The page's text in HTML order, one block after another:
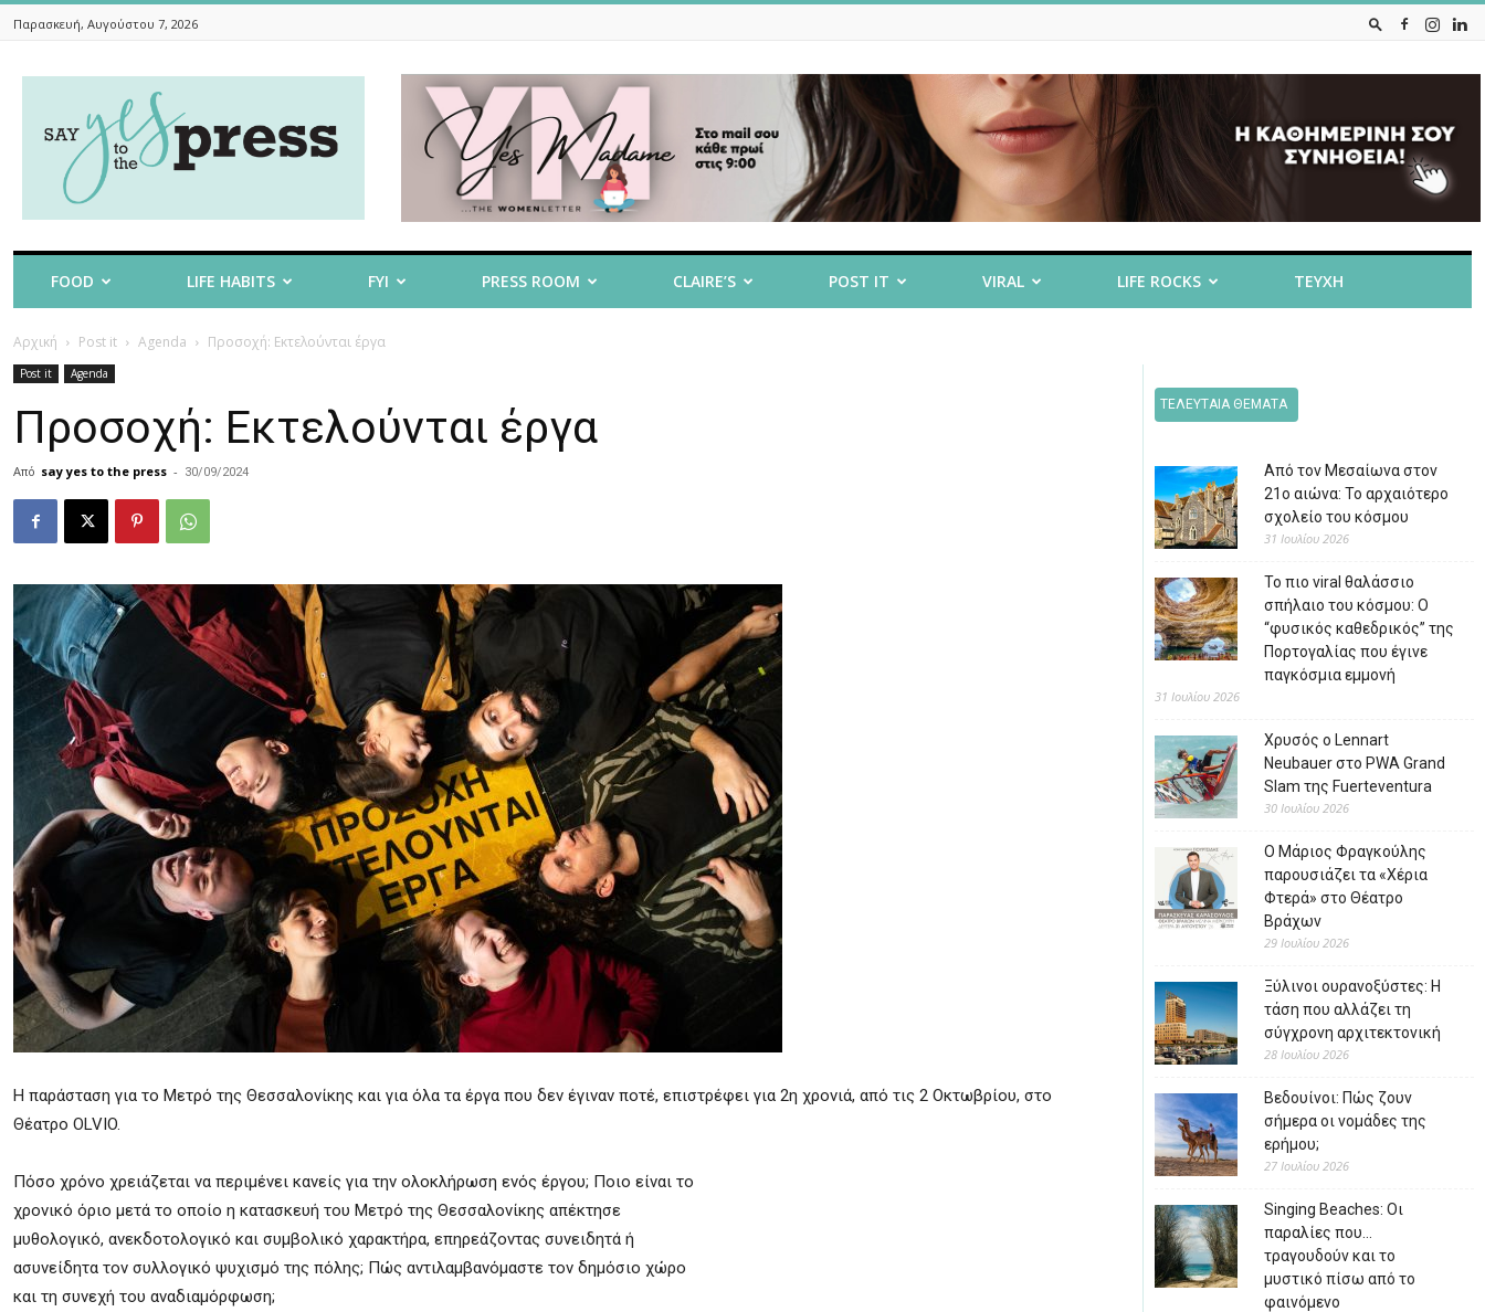
Παρασκευή, Αυγούστου 7, 2026
To
The
FOOD LIFE HABITS FYI PRESS ROOM CLAIRE’S POST IT VIRAL LIFE ROCKS ΤΕΥΧΗ
Αρχική Post it Agenda Προσοχή: Εκτελούνται έργα
Post it Agenda
Προσοχή: Εκτελούνται έργα
Από say yes to the press - 30/09/2024
Η παράσταση για το Μετρό της Θεσσαλονίκης και για όλα τα έργα που δεν έγιναν ποτέ, επιστρέφει για 2η χρονιά, από τις 2 Οκτωβρίου, στο
Θέατρο OLVIO.
Πόσο χρόνο χρειάζεται να περιμένει κανείς για την ολοκλήρωση ενός έργου; Ποιο είναι το
χρονικό όριο μετά το οποίο η κατασκευή του Μετρό της Θεσσαλονίκης απέκτησε
μυθολογικό, ανεκδοτολογικό και συμβολικό χαρακτήρα, επηρεάζοντας συνειδητά ή
ασυνείδητα τον συλλογικό ψυχισμό της πόλης; Πώς αντιλαμβανόμαστε τον δημόσιο χώρο
και τη συνεχή του αναδιαμόρφωση;
ΤΕΛΕΥΤΑΙΑ ΘΕΜΑΤΑ
Από τον Μεσαίωνα στον
21ο αιώνα: Το αρχαιότερο
σχολείο του κόσμου
31 Ιουλίου 2026
Το πιο viral θαλάσσιο
σπήλαιο του κόσμου: Ο
“φυσικός καθεδρικός” της
Πορτογαλίας που έγινε
παγκόσμια εμμονή
31 Ιουλίου 2026
Χρυσός ο Lennart
Neubauer στο PWA Grand
Slam της Fuerteventura
30 Ιουλίου 2026
Ο Μάριος Φραγκούλης
παρουσιάζει τα «Χέρια
Φτερά» στο Θέατρο
Βράχων
29 Ιουλίου 2026
Ξύλινοι ουρανοξύστες: Η
τάση που αλλάζει τη
σύγχρονη αρχιτεκτονική
28 Ιουλίου 2026
Βεδουίνοι: Πώς ζουν
σήμερα οι νομάδες της
ερήμου;
27 Ιουλίου 2026
Singing Beaches: Οι
παραλίες που…
τραγουδούν και το
μυστικό πίσω από το
φαινόμενο